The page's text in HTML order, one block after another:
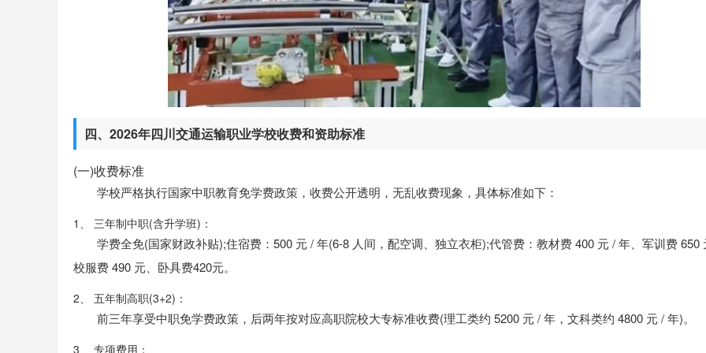
四、2026年四川交通运输职业学校收费和资助标准
(一)收费标准
学校严格执行国家中职教育免学费政策，收费公开透明，无乱收费现象，具体标准如下：
1、 三年制中职(含升学班)：
学费全免(国家财政补贴);住宿费：500 元 / 年(6-8 人间，配空调、独立衣柜);代管费：教材费 400 元 / 年、军训费 650
校服费 490 元、卧具费420元。
2、 五年制高职(3+2)：
前三年享受中职免学费政策，后两年按对应高职院校大专标准收费(理工类约 5200 元 / 年，文科类约 4800 元 / 年)。
3、 专项费用：